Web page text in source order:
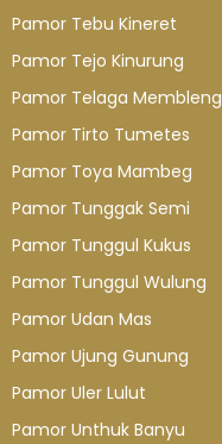
Pamor Tebu Kineret
Pamor Tejo Kinurung
Pamor Telaga Membleng
Pamor Tirto Tumetes
Pamor Toya Mambeg
Pamor Tunggak Semi
Pamor Tunggul Kukus
Pamor Tunggul Wulung
Pamor Udan Mas
Pamor Ujung Gunung
Pamor Uler Lulut
Pamor Unthuk Banyu